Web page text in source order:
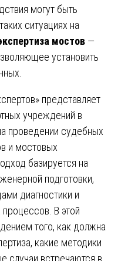
могут быть
ситуациях на
мостов —
установить
представляет
учреждений в
проведении судебных
и мостовых
базируется на
подготовки,
диагностики и
В этой
того, как должна
какие методики
случаи встречаются в